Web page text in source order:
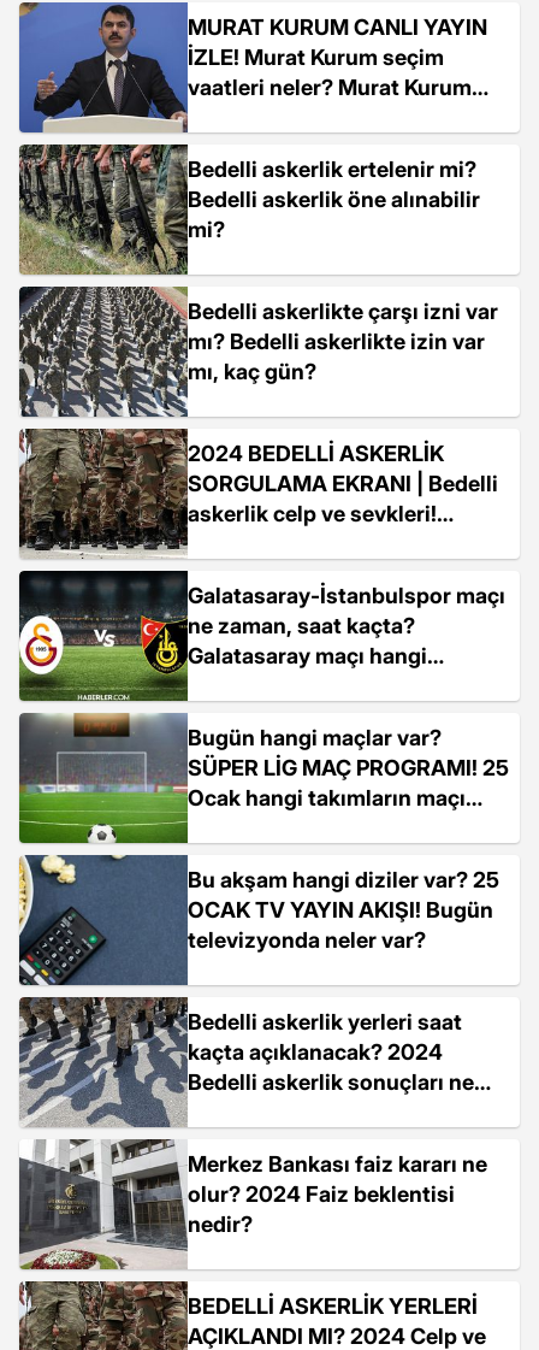
MURAT KURUM CANLI YAYIN
İZLE! Murat Kurum seçim
vaatleri neler? Murat Kurum
Bedelli askerlik ertelenir mi?
Bedelli askerlik öne alınabilir
mi?
Bedelli askerlikte çarşı izni var
mı? Bedelli askerlikte izin var
mı, kaç gün?
2024 BEDELLİ ASKERLİK
SORGULAMA EKRANI | Bedelli
askerlik celp ve sevkleri!
Galatasaray-İstanbulspor maçı
ne zaman, saat kaçta?
Galatasaray maçı hangi
Bugün hangi maçlar var?
SÜPER LİG MAÇ PROGRAMI! 25
Ocak hangi takımların maçı
Bu akşam hangi diziler var? 25
OCAK TV YAYIN AKIŞI! Bugün
televizyonda neler var?
Bedelli askerlik yerleri saat
kaçta açıklanacak? 2024
Bedelli askerlik sonuçları ne
Merkez Bankası faiz kararı ne
olur? 2024 Faiz beklentisi
nedir?
BEDELLİ ASKERLİK YERLERİ
AÇIKLANDI MI? 2024 Celp ve